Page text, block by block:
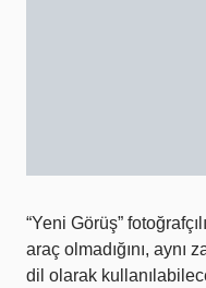
“Yeni Görüş”
araç olmadığını,
dil olarak